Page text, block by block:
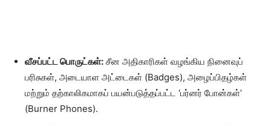
வீசப்பட்ட பொருட்கள்: சீன அதிகாரிகள் வழங்கிய நினைவுப்
பரிசுகள், அடையாள அட்டைகள் (Badges), அழைப்பிதழ்கள்
மற்றும் தற்காலிகமாகப் பயன்படுத்தப்பட்ட ‘பர்னர் போன்கள்’
(Burner Phones).